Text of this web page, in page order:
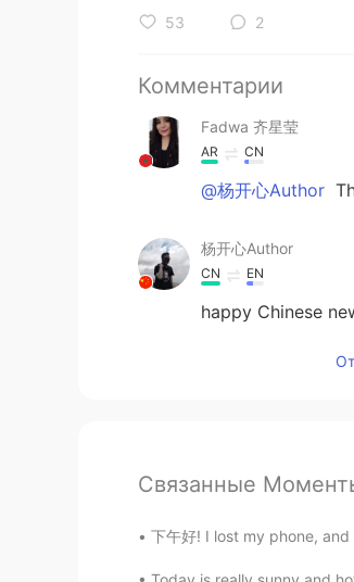
53 2
Комментарии
Fadwa 齐星莹
AR CN
@杨开心Author
杨开心Author
CN EN
happy Chinese
Связанные
下午好! I lost my phone,